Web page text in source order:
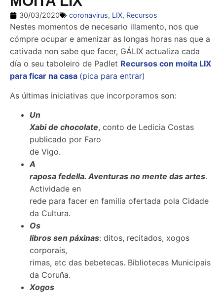
30/03/2020 coronavirus, LIX, Recursos
Nestes momentos de necesario illamento, nos que
cómpre ocupar e amenizar as longas horas nas que a
cativada non sabe que facer, GÁLIX actualiza cada
día o seu taboleiro de Padlet Recursos con moita LIX
para ficar na casa (pica para entrar)
As últimas iniciativas que incorporamos son:
Un
Xabi de chocolate, conto de Ledicia Costas
publicado por Faro
de Vigo.
A
raposa fedella. Aventuras no mente das artes.
Actividade en
rede para facer en familia ofertada pola Cidade
da Cultura.
Os
libros sen páxinas: ditos, recitados, xogos
corporais,
rimas, etc das bebetecas. Bibliotecas Municipais
da Coruña.
Xogos